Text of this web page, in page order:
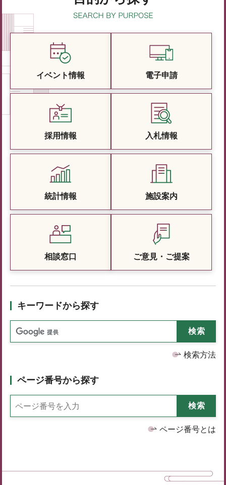
イベント情報 電子申請
採用情報 入札情報
統計情報 施設案内
相談窓口 ご意見・ご提案
キーワードから探す
検索方法
ページ番号から探す
ページ番号とは